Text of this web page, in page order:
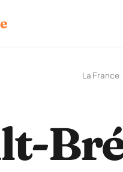
La France